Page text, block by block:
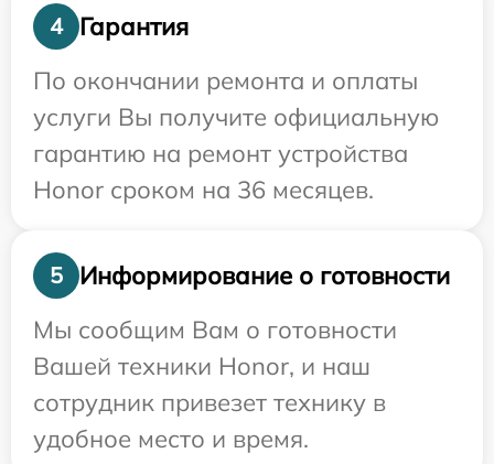
4
Гарантия
По окончании ремонта и оплаты
услуги Вы получите официальную
гарантию на ремонт устройства
Honor сроком на 36 месяцев.
5
Информирование о готовности
Мы сообщим Вам о готовности
Вашей техники Honor, и наш
сотрудник привезет технику в
удобное место и время.